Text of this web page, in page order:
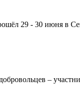
29 - 30 июня в
–